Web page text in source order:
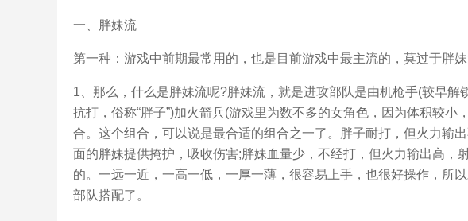
一、胖妹流
第一种：游戏中前期最常用的，也是目前游戏中最主流的，莫过于胖妹
1、那么，什么是胖妹流呢?胖妹流，就是进攻部队是由机枪手(较早解
抗打，俗称“胖子”)加火箭兵(游戏里为数不多的女角色，因为体积较小
合。这个组合，可以说是最合适的组合之一了。胖子耐打，但火力输
面的胖妹提供掩护，吸收伤害;胖妹血量少，不经打，但火力输出高，
的。一远一近，一高一低，一厚一薄，很容易上手，也很好操作，所
部队搭配了。